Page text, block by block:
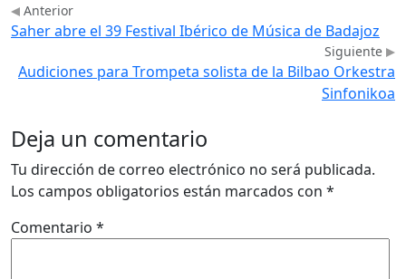
Anterior
Saher abre el 39 Festival Ibérico de Música de Badajoz
Siguiente
Audiciones para Trompeta solista de la Bilbao Orkestra
Sinfonikoa
Deja un comentario
Tu dirección de correo electrónico no será publicada.
Los campos obligatorios están marcados con *
Comentario *